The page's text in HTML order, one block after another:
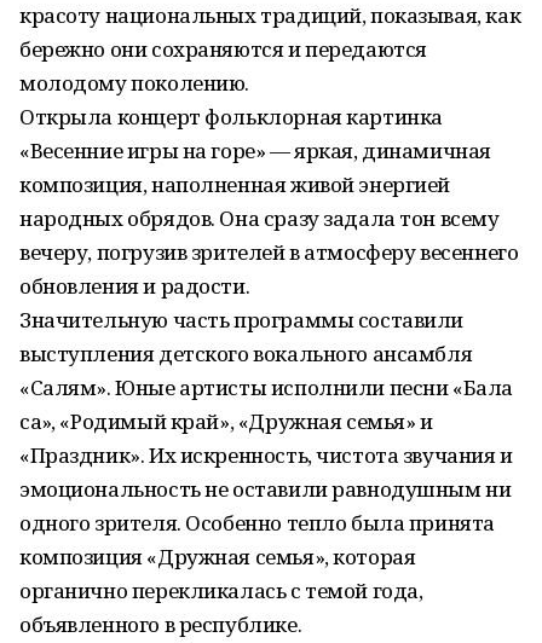
красоту национальных традиций, показывая, как
бережно они сохраняются и передаются
молодому поколению.
Открыла концерт фольклорная картинка
«Весенние игры на горе» — яркая, динамичная
композиция, наполненная живой энергией
народных обрядов. Она сразу задала тон всему
вечеру, погрузив зрителей в атмосферу весеннего
обновления и радости.
Значительную часть программы составили
выступления детского вокального ансамбля
«Салям». Юные артисты исполнили песни «Бала
саҡ», «Родимый край», «Дружная семья» и
«Праздник». Их искренность, чистота звучания и
эмоциональность не оставили равнодушным ни
одного зрителя. Особенно тепло была принята
композиция «Дружная семья», которая
органично перекликалась с темой года,
объявленного в республике.